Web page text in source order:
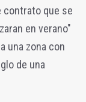
contrato que se
en verano"
una zona con
de una